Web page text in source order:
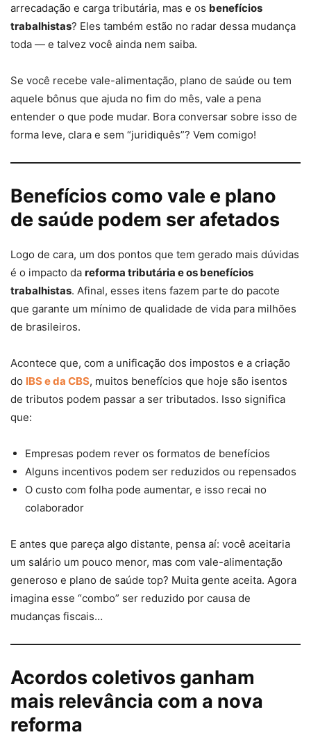
arrecadação e carga tributária, mas e os benefícios
trabalhistas? Eles também estão no radar dessa mudança
toda — e talvez você ainda nem saiba.
Se você recebe vale-alimentação, plano de saúde ou tem
aquele bônus que ajuda no fim do mês, vale a pena
entender o que pode mudar. Bora conversar sobre isso de
forma leve, clara e sem “juridiquês”? Vem comigo!
Benefícios como vale e plano
de saúde podem ser afetados
Logo de cara, um dos pontos que tem gerado mais dúvidas
é o impacto da reforma tributária e os benefícios
trabalhistas. Afinal, esses itens fazem parte do pacote
que garante um mínimo de qualidade de vida para milhões
de brasileiros.
Acontece que, com a unificação dos impostos e a criação
do IBS e da CBS, muitos benefícios que hoje são isentos
de tributos podem passar a ser tributados. Isso significa
que:
Empresas podem rever os formatos de benefícios
Alguns incentivos podem ser reduzidos ou repensados
O custo com folha pode aumentar, e isso recai no
colaborador
E antes que pareça algo distante, pensa aí: você aceitaria
um salário um pouco menor, mas com vale-alimentação
generoso e plano de saúde top? Muita gente aceita. Agora
imagina esse “combo” ser reduzido por causa de
mudanças fiscais…
Acordos coletivos ganham
mais relevância com a nova
reforma